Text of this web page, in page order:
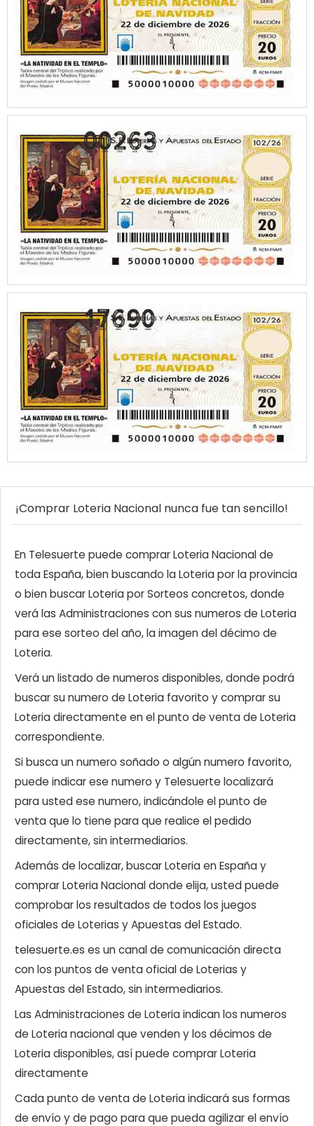
¡Comprar Loteria Nacional nunca fue tan sencillo!
En Telesuerte puede comprar Loteria Nacional de
toda España, bien buscando la Loteria por la provincia
o bien buscar Loteria por Sorteos concretos, donde
verá las Administraciones con sus numeros de Loteria
para ese sorteo del año, la imagen del décimo de
Loteria.
Verá un listado de numeros disponibles, donde podrá
buscar su numero de Loteria favorito y comprar su
Loteria directamente en el punto de venta de Loteria
correspondiente.
Si busca un numero soñado o algún numero favorito,
puede indicar ese numero y Telesuerte localizará
para usted ese numero, indicándole el punto de
venta que lo tiene para que realice el pedido
directamente, sin intermediarios.
Además de localizar, buscar Loteria en España y
comprar Loteria Nacional donde elija, usted puede
comprobar los resultados de todos los juegos
oficiales de Loterias y Apuestas del Estado.
telesuerte.es es un canal de comunicación directa
con los puntos de venta oficial de Loterias y
Apuestas del Estado, sin intermediarios.
Las Administraciones de Loteria indican los numeros
de Loteria nacional que venden y los décimos de
Loteria disponibles, así puede comprar Loteria
directamente
Cada punto de venta de Loteria indicará sus formas
de envío y de pago para que pueda agilizar el envío